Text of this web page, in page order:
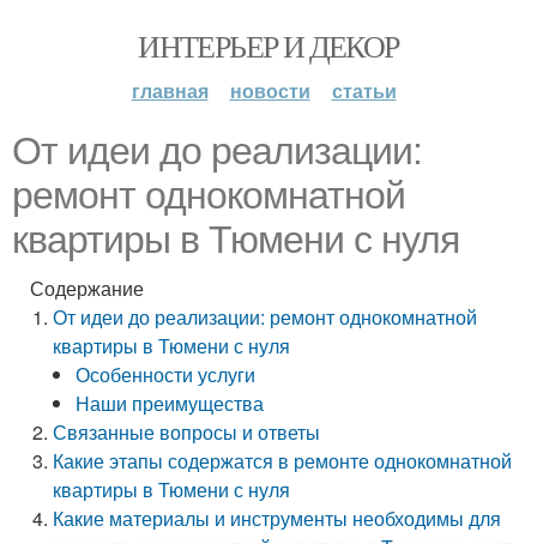
ИНТЕРЬЕР И ДЕКОР
главная новости статьи
От идеи до реализации:
ремонт однокомнатной
квартиры в Тюмени с нуля
Содержание
От идеи до реализации: ремонт однокомнатной
квартиры в Тюмени с нуля
Особенности услуги
Наши преимущества
Связанные вопросы и ответы
Какие этапы содержатся в ремонте однокомнатной
квартиры в Тюмени с нуля
Какие материалы и инструменты необходимы для